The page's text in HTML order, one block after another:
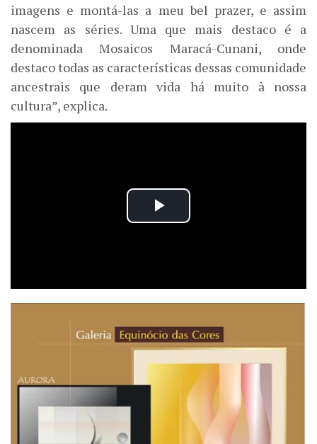
imagens e montá-las a meu bel prazer, e assim
nascem as séries. Uma que mais destaco é a
denominada Mosaicos Maracá-Cunani, onde
destaco todas as características dessas comunidade
ancestrais que deram vida há muito à nossa
cultura”, explica.